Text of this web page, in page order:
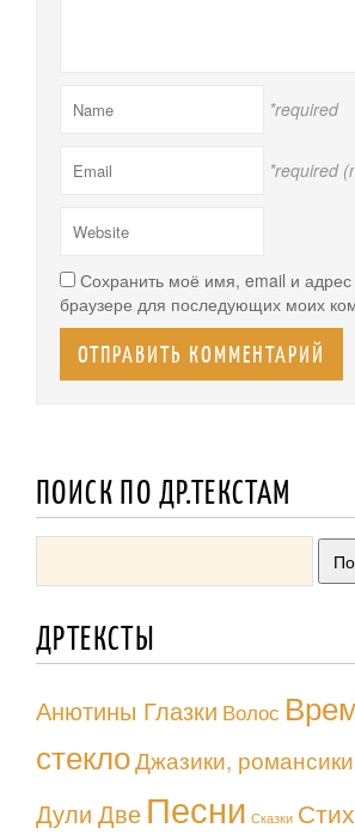
*required
*required
Сохранить моё имя, email и адрес
браузере для последующих моих
ПОИСК ПО ДР.ТЕКСТАМ
ДРТЕКСТЫ
Анютины Глазки Волос
стеклоДжазики,
Дули Две Песни Сказки